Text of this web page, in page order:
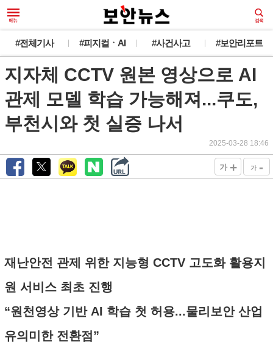
#전체기사 #피지컬ㆍAI #사건사고 #보안리포트
지자체 CCTV 원본 영상으로 AI
관제 모델 학습 가능해져...쿠도,
부천시와 첫 실증 나서
2025-03-28 18:46
가 + 가 -
재난안전 관제 위한 지능형 CCTV 고도화 활용지
원 서비스 최초 진행
“원천영상 기반 AI 학습 첫 허용...물리보안 산업
유의미한 전환점”